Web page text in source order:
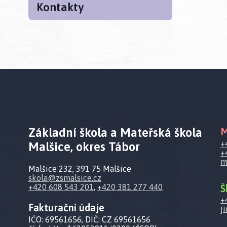
Kontakty
Základní škola a Mateřská škola
Malšice, okres Tábor
Malšice 232, 391 75 Malšice
skola@zsmalsice.cz
+420 608 543 201, +420 381 277 440
Fakturační údaje
IČO: 69561656, DIČ: CZ 69561656